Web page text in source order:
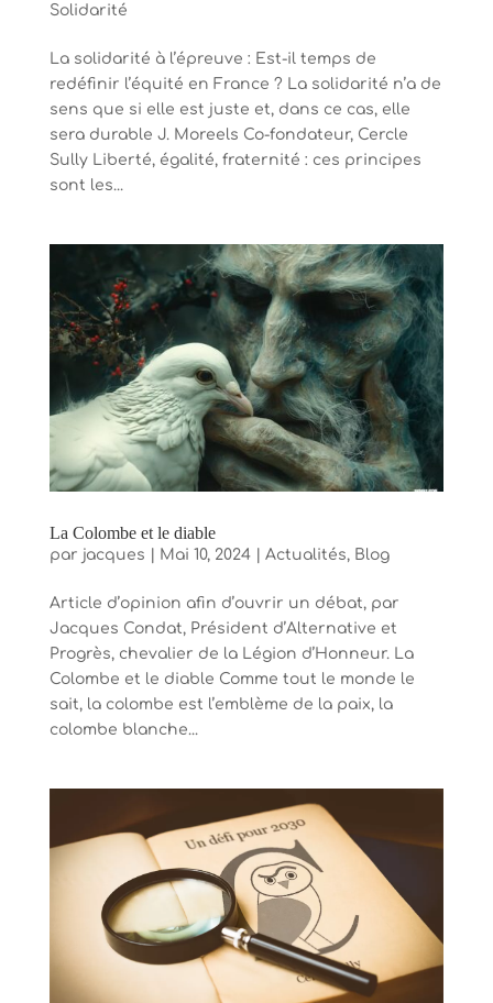
Solidarité
La solidarité à l’épreuve : Est-il temps de
redéfinir l’équité en France ? La solidarité n’a de
sens que si elle est juste et, dans ce cas, elle
sera durable J. Moreels Co-fondateur, Cercle
Sully Liberté, égalité, fraternité : ces principes
sont les...
La Colombe et le diable
par jacques Mai 10, 2024| Actualités, Blog
Article d’opinion afin d’ouvrir un débat, par
Jacques Condat, Président d’Alternative et
Progrès, chevalier de la Légion d’Honneur. La
Colombe et le diable Comme tout le monde le
sait, la colombe est l’emblème de la paix, la
colombe blanche...